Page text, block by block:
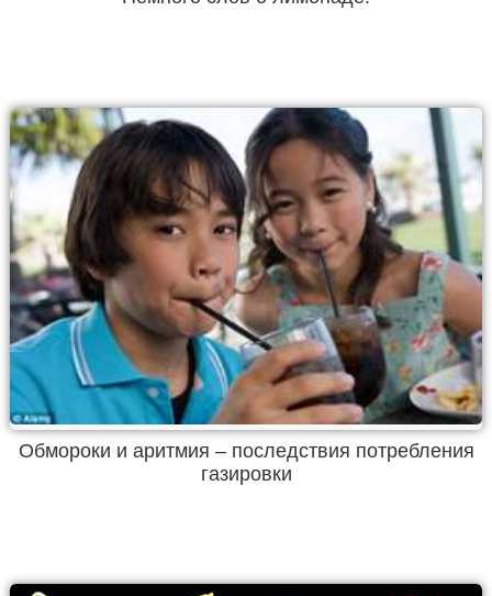
Обмороки и аритмия – последствия потребления
газировки